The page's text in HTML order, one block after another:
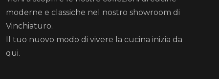
moderne e classiche nel nostro showroom di
Vinchiaturo.
Il tuo nuovo modo di vivere la cucina inizia da
qui.